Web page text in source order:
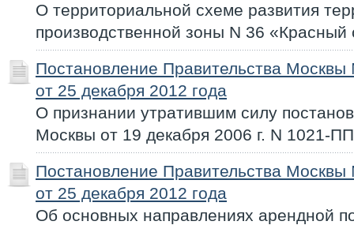
О территориальной схеме развития
производственной зоны N 36 «Красный
Постановление Правительства
от 25 декабря 2012 года
О признании утратившим силу
Москвы от 19 декабря 2006 г. N 1021-ПП
Постановление Правительства
от 25 декабря 2012 года
Об основных направлениях арендной